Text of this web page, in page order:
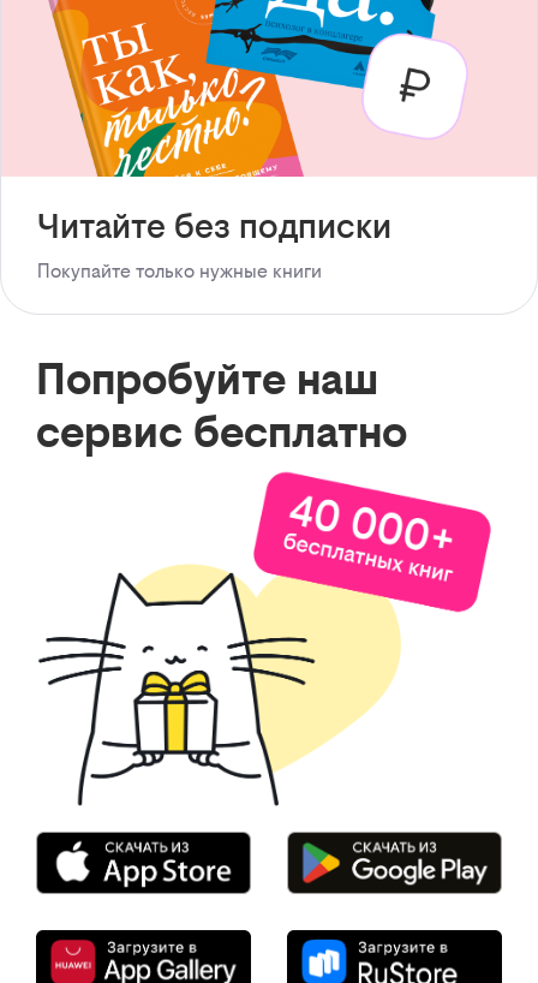
Читайте без подписки
Покупайте только нужные книги
Попробуйте наш
сервис бесплатно